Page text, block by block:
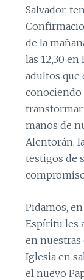
Salvador,
de la
las 12,30 en
adultos que
conociendo
transformar
manos de
Alentorán,
testigos de
Pidamos,
Espíritu les
en nuestras
Iglesia en
el nuevo